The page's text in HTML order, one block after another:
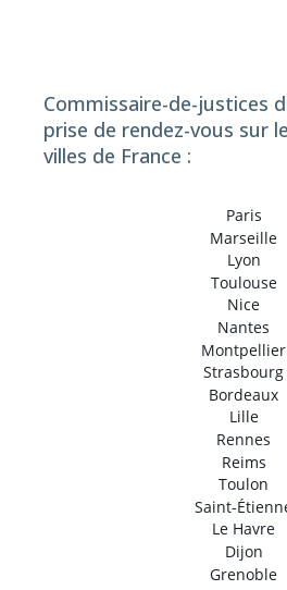
Commissaire-de-justices
prise de rendez-vous sur
villes de France :
Paris
Marseille
Lyon
Toulouse
Nice
Nantes
Montpellier
Strasbourg
Bordeaux
Lille
Rennes
Reims
Toulon
Saint-
Le Havre
Dijon
Grenoble